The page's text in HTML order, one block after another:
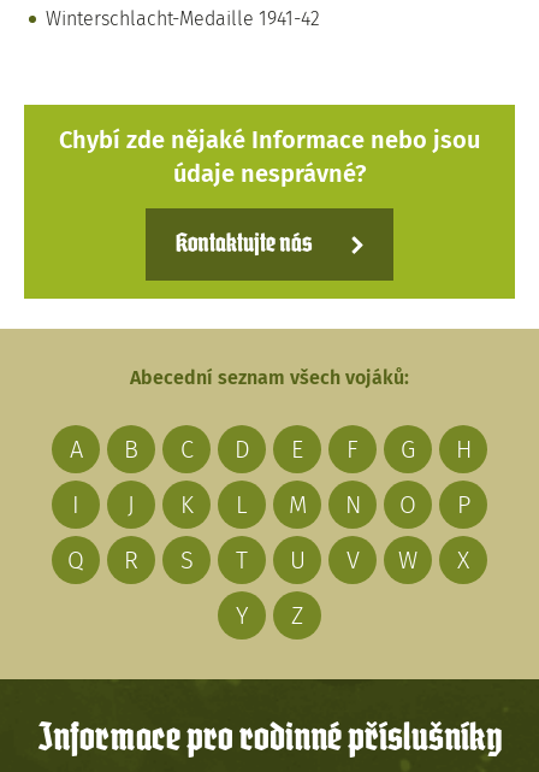
Winterschlacht-Medaille 1941-42
Chybí zde nějaké Informace nebo jsou
údaje nesprávné?
Kontaktujte nás
Abecední seznam všech vojáků:
A B C D E F G
H
I
J K L M N O
P
Q
R S T U V W
X
Y
Z
Informace pro rodinné příslušníky